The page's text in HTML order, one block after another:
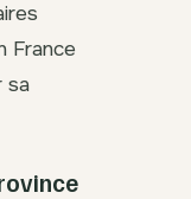
France
sa